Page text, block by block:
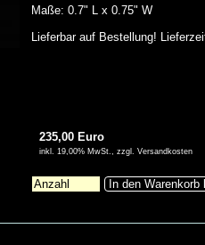
Maße: 0.7" L x 0.75" W
Lieferbar auf Bestellung!
235,00 Euro
inkl. 19,00% MwSt., zzgl. Versandkosten
In den Warenkorb